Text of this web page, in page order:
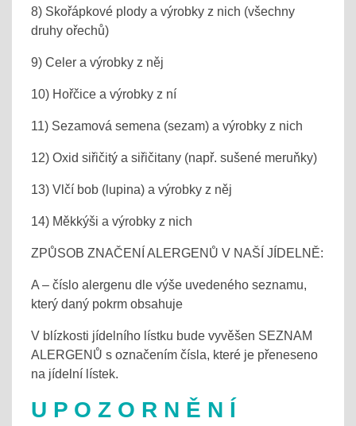
8) Skořápkové plody a výrobky z nich (všechny
druhy ořechů)
9) Celer a výrobky z něj
10) Hořčice a výrobky z ní
11) Sezamová semena (sezam) a výrobky z nich
12) Oxid siřičitý a siřičitany (např. sušené meruňky)
13) Vlčí bob (lupina) a výrobky z něj
14) Měkkýši a výrobky z nich
ZPŮSOB ZNAČENÍ ALERGENŮ V NAŠÍ JÍDELNĚ:
A – číslo alergenu dle výše uvedeného seznamu,
který daný pokrm obsahuje
V blízkosti jídelního lístku bude vyvěšen SEZNAM
ALERGENŮ s označením čísla, které je přeneseno
na jídelní lístek.
U P O Z O R N Ě N Í